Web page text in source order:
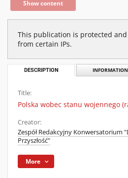
Show content
This publication is protected
from certain IPs.
DESCRIPTION INFORMATION
Title:
Polska wobec stanu wojennego
Creator:
Zespół Redakcyjny Konwersatorium
Przyszłość"
More